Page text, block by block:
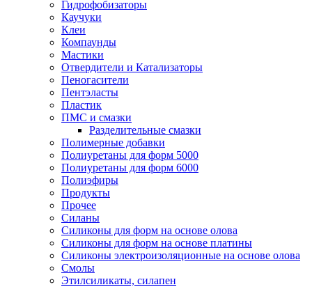
Гидрофобизаторы
Каучуки
Клеи
Компаунды
Мастики
Отвердители и Катализаторы
Пеногасители
Пентэласты
Пластик
ПМС и смазки
Разделительные смазки
Полимерные добавки
Полиуретаны для форм 5000
Полиуретаны для форм 6000
Полиэфиры
Продукты
Прочее
Силаны
Силиконы для форм на основе олова
Силиконы для форм на основе платины
Силиконы электроизоляционные на основе олова
Смолы
Этилсиликаты, силапен